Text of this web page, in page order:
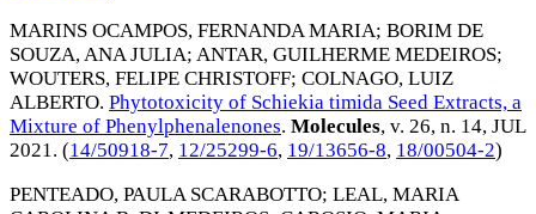
MARINS OCAMPOS, FERNANDA MARIA; BORIM DE
SOUZA, ANA JULIA; ANTAR, GUILHERME MEDEIROS;
WOUTERS, FELIPE CHRISTOFF; COLNAGO, LUIZ
ALBERTO. Phytotoxicity of Schiekia timida Seed Extracts, a
Mixture of Phenylphenalenones. Molecules, v. 26, n. 14, JUL
2021. (14/50918-7, 12/25299-6, 19/13656-8, 18/00504-2)
PENTEADO, PAULA SCARABOTTO; LEAL, MARIA